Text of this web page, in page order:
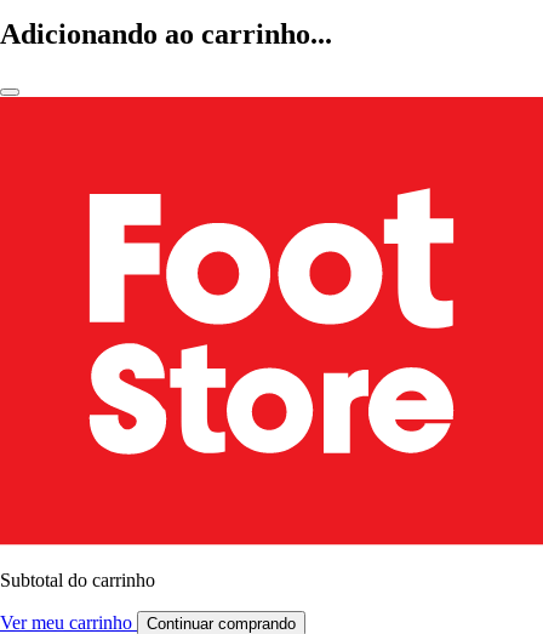
Adicionando ao carrinho...
Subtotal do carrinho
Ver meu carrinho Continuar comprando